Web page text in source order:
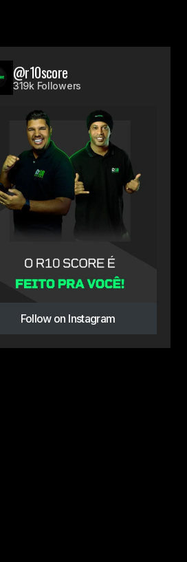
@r10score
319k Followers
Follow on Instagram